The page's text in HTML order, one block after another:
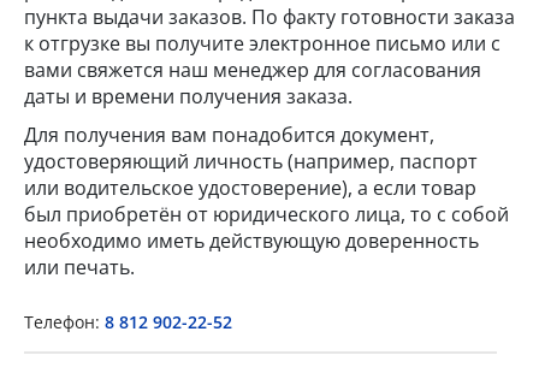
пункта выдачи заказов. По факту готовности заказа
к отгрузке вы получите электронное письмо или с
вами свяжется наш менеджер для согласования
даты и времени получения заказа.
Для получения вам понадобится документ,
удостоверяющий личность (например, паспорт
или водительское удостоверение), а если товар
был приобретён от юридического лица, то с собой
необходимо иметь действующую доверенность
или печать.
Телефон: 8 812 902-22-52
×